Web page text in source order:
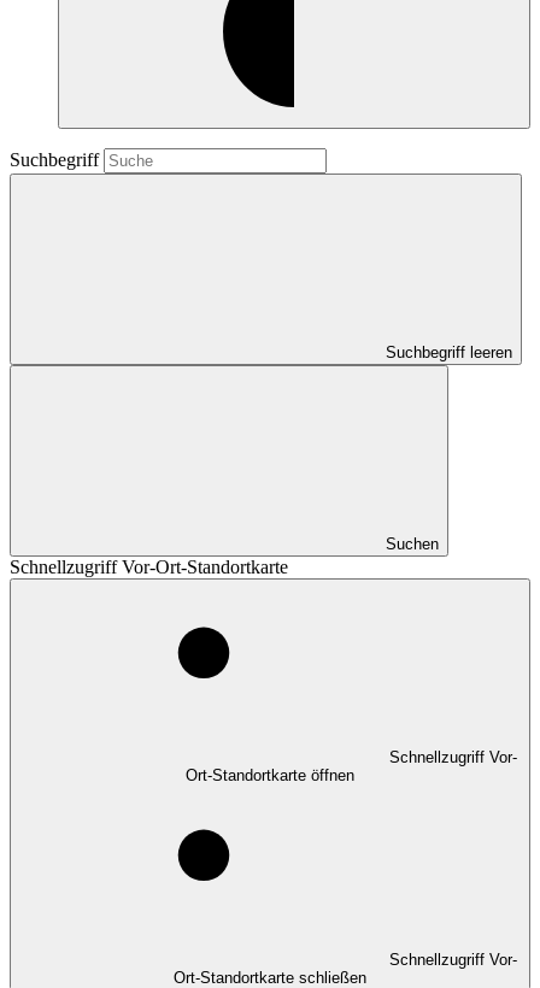
Suchbegriff
Suchbegriff leeren
Suchen
Schnellzugriff Vor-Ort-Standortkarte
Schnellzugriff Vor-
Ort-Standortkarte öffnen
Schnellzugriff Vor-
Ort-Standortkarte schließen